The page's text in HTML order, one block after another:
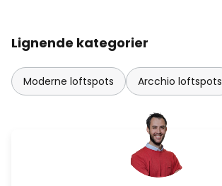
Lignende kategorier
Moderne loftspots Arcchio loftspots